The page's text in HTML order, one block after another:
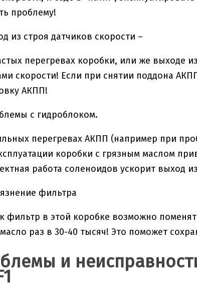
проблему!
из строя датчиков скорости –
перегревах коробки, или же выходе
скорости! Если при снятии поддона
АКПП!
с гидроблоком.
перегревах АКПП (например при
коробки с грязным маслом
работа соленоидов ускорит выход
фильтра
фильтр в этой коробке возможно
раз в 30-40 тысяч! Это поможет
и